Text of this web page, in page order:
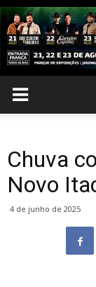
Chuva
Novo
4 de junho de 2025